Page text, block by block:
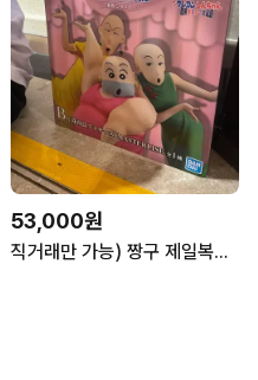
53,000원
직거래만 가능) 짱구 제일복권 B상 타마유라 브라더스 피규어